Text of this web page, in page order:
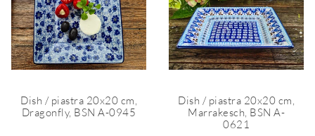
Dish / piastra 20x20 cm,
Dragonfly, BSN A-0945
Dish / piastra 20x20 cm,
Marrakesch, BSN A-
0621